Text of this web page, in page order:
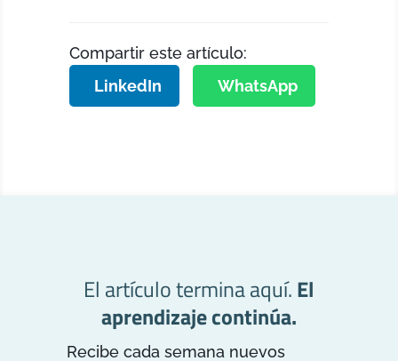
Compartir este artículo:
LinkedIn
WhatsApp
El artículo termina aquí.El
aprendizaje continúa.
Recibe cada semana nuevos